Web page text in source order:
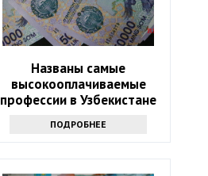
Названы самые
высокооплачиваемые
профессии в Узбекистане
ПОДРОБНЕЕ